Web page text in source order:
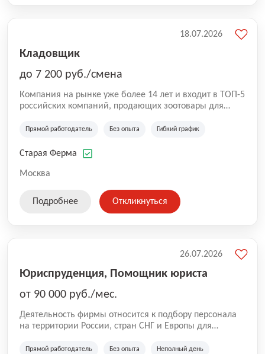
Кладовщик
до 7 200 руб./смена
Компания на рынке уже более 14 лет и входит в ТОП-5
российских компаний, продающих зоотовары для
компания владеет 5 розничными магазинами, а также
России (Wildberries, Ozon, Яндекс. Маркет и
на глобальной доставке товаров по всей территории
SKU, премиальные бренды кормов и собственные
Прямой работодатель Без опыта Гибкий график
Старая Ферма
Москва
18.07.2026
Подробнее Откликнуться
Юриспруденция, Помощник юриста
от 90 000 руб./мес.
Деятельность фирмы относится к подбору персонала
на территории России, стран СНГ и Европы для
культуре и развлечениям, информационным
Прямой работодатель Без опыта Неполный день
26.07.2026